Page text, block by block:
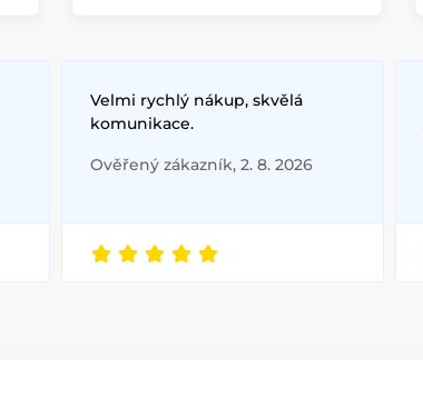
Velmi rychlý nákup, skvělá
komunikace.
Ověřený zákazník, 2. 8. 2026